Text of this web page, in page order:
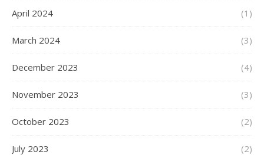
April 2024 (1)
March 2024 (3)
December 2023 (4)
November 2023 (3)
October 2023 (2)
July 2023 (2)